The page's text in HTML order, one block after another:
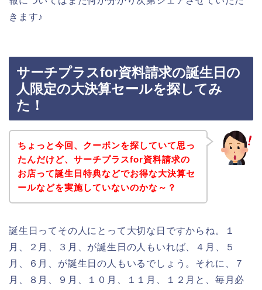
きます♪
サーチプラスfor資料請求の誕生日の
人限定の大決算セールを探してみ
た！
ちょっと今回、クーポンを探していて思っ
たんだけど、サーチプラスfor資料請求の
お店って誕生日特典などでお得な大決算セ
ールなどを実施していないのかな～？
誕生日ってその人にとって大切な日ですからね。１
月、２月、３月、が誕生日の人もいれば、４月、５
月、６月、が誕生日の人もいるでしょう。それに、７
月、８月、９月、１０月、１１月、１２月と、毎月必